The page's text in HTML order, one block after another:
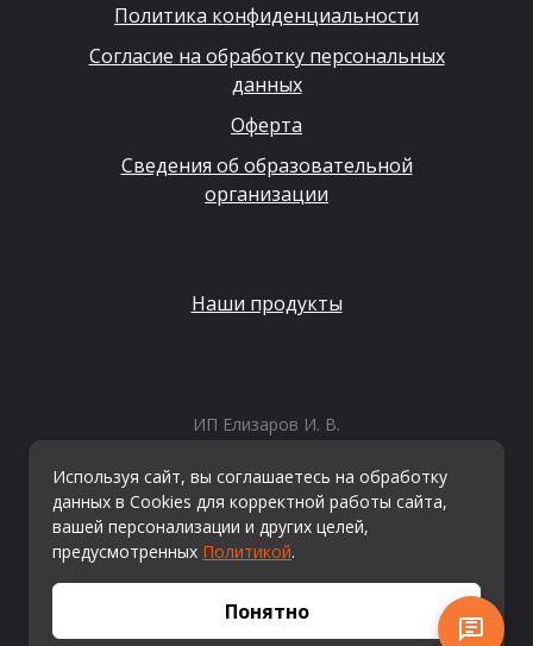
Политика конфиденциальности
Согласие на обработку персональных
данных
Оферта
Сведения об образовательной
организации
Наши продукты
ИП Елизаров И. В.
ОГРНИП: 315665800057162
Эл. почта:info@kvestiks.ru
Используя сайт, вы соглашаетесь на обработку
данных в Cookies для корректной работы сайта,
вашей персонализации и других целей,
предусмотренных Политикой.
Понятно